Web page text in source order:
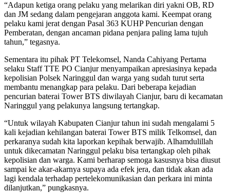
“Adapun ketiga orang pelaku yang melarikan diri yakni OB, RD
dan JM sedang dalam pengejaran anggota kami. Keempat orang
pelaku kami jerat dengan Pasal 363 KUHP Pencurian dengan
Pemberatan, dengan ancaman pidana penjara paling lama tujuh
tahun,” tegasnya.
Sementara itu pihak PT Telekomsel, Nanda Cahiyang Pertama
selaku Staff TTE PO Cianjur menyampaikan apresiasinya kepada
kepolisian Polsek Naringgul dan warga yang sudah turut serta
membantu menangkap para pelaku. Dari beberapa kejadian
pencurian baterai Tower BTS diwilayah Cianjur, baru di kecamatan
Naringgul yang pelakunya langsung tertangkap.
“Untuk wilayah Kabupaten Cianjur tahun ini sudah mengalami 5
kali kejadian kehilangan baterai Tower BTS milik Telkomsel, dan
perkaranya sudah kita laporkan kepihak berwajib. Alhamdulillah
untuk dikecamatan Naringgul pelaku bisa tertangkap oleh pihak
kepolisian dan warga. Kami berharap semoga kasusnya bisa diusut
sampai ke akar-akarnya supaya ada efek jera, dan tidak akan ada
lagi kendala terhadap pertelekomunikasian dan perkara ini minta
dilanjutkan,” pungkasnya.